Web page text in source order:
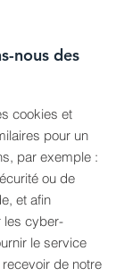
nous des
cookies et
pour un
par exemple :
ou de
et afin
les cyber-
le service
de notre